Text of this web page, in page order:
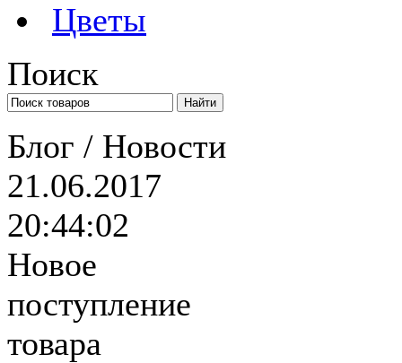
Цветы
Поиск
Блог / Новости
21.06.2017
20:44:02
Новое
поступление
товара